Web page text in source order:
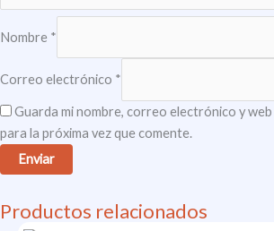
Nombre *
Correo electrónico *
Guarda mi nombre, correo electrónico y
para la próxima vez que comente.
Productos relacionados